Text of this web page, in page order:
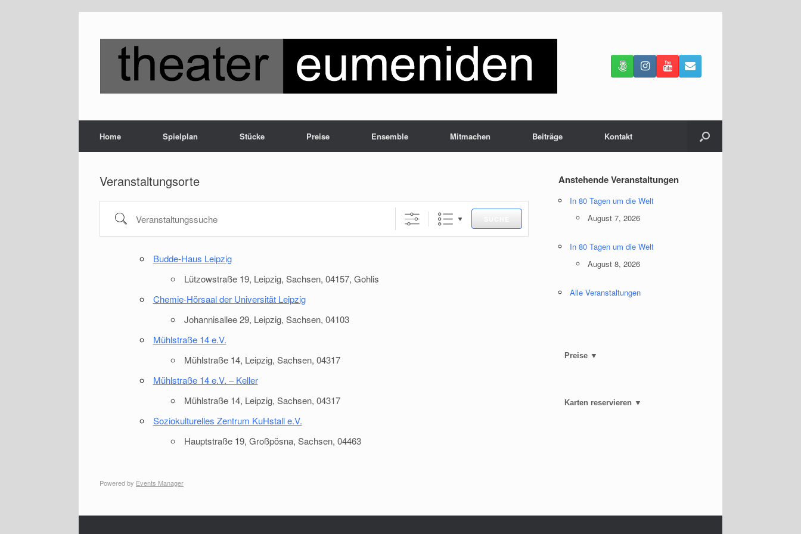
springen
Home Spielplan Stücke Preise Ensemble Mitmachen Beiträge Kontakt
Veranstaltungsorte
Veranstaltungssuche
Land
Orte mit vielen Veranstaltungen?
Budde-Haus Leipzig
Lützowstraße 19, Leipzig, Sachsen, 04157, Gohlis
Chemie-Hörsaal der Universität Leipzig
Johannisallee 29, Leipzig, Sachsen, 04103
Mühlstraße 14 e.V.
Mühlstraße 14, Leipzig, Sachsen, 04317
Mühlstraße 14 e.V. – Keller
Mühlstraße 14, Leipzig, Sachsen, 04317
Soziokulturelles Zentrum KuHstall e.V.
Hauptstraße 19, Großpösna, Sachsen, 04463
Powered by Events Manager
Anstehende Veranstaltungen
In 80 Tagen um die Welt
August 7, 2026
In 80 Tagen um die Welt
August 8, 2026
Alle Veranstaltungen
Preise ▼
Karten reservieren ▼